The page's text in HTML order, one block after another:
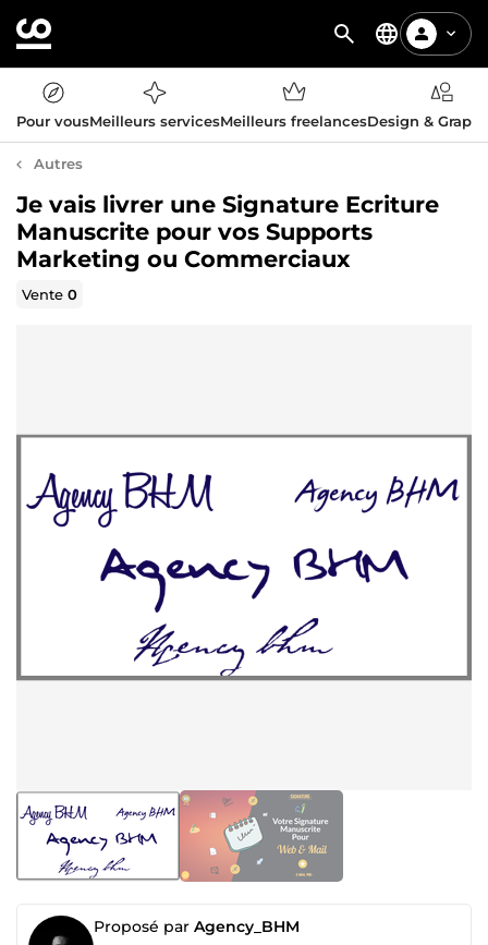
Pour vousMeilleurs servicesMeilleurs freelancesDesign &
Autres
Je vais livrer une Signature Ecriture
Manuscrite pour vos Supports
Marketing ou Commerciaux
Vente0
Proposé par Agency_BHM